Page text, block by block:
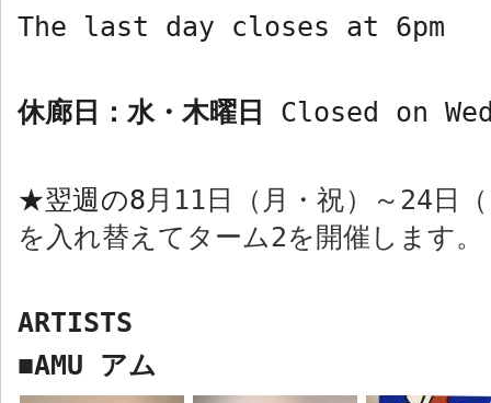
The last day closes at 6pm
休廊日：水・木曜日 Closed on
★翌週の8月 11 日（月・祝）～ 24 日
を入れ替えてターム2を開催します。
ARTISTS
■AMU アム